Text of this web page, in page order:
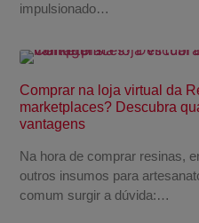
impulsionado…
Comprar na loja virtual da
marketplaces? Descubra
vantagens
Na hora de comprar resinas,
outros insumos para
comum surgir a dúvida:…